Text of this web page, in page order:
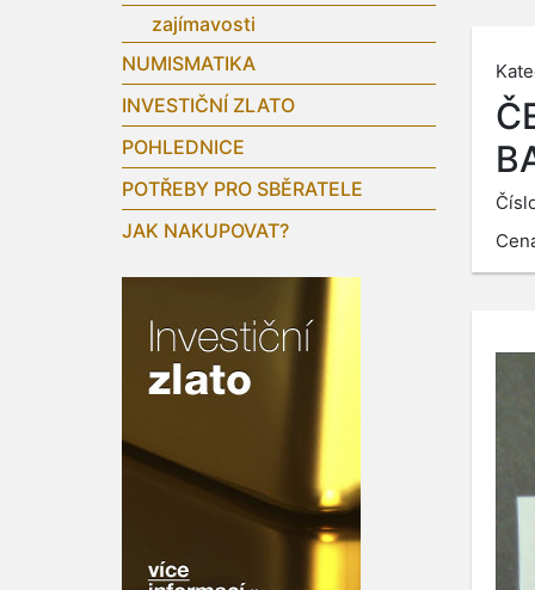
zajímavosti
NUMISMATIKA
INVESTIČNÍ ZLATO
POHLEDNICE
POTŘEBY PRO SBĚRATELE
JAK NAKUPOVAT?